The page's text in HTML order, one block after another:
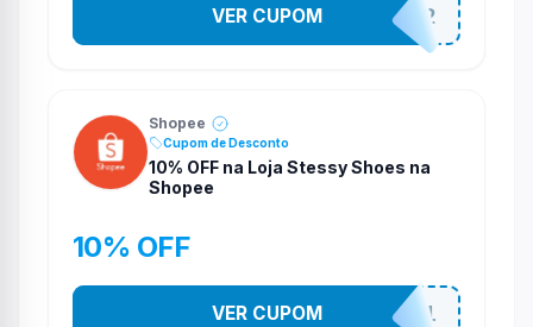
141525852
VER CUPOM
Shopee
Cupom de Desconto
10% OFF na Loja Stessy Shoes na
Shopee
10% OFF
STES2541
VER CUPOM